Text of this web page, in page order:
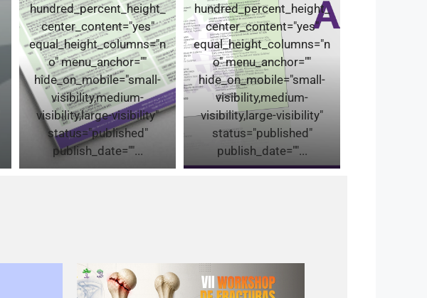
hundred_percent_height_
center_content="yes"
equal_height_columns="n
o" menu_anchor=""
hide_on_mobile="small-
visibility,medium-
visibility,large-visibility"
status="published"
publish_date=""...
hundred_percent_height_
center_content="yes"
equal_height_columns="n
o" menu_anchor=""
hide_on_mobile="small-
visibility,medium-
visibility,large-visibility"
status="published"
publish_date=""...